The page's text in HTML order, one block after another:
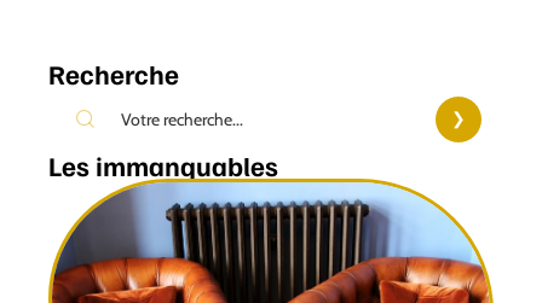
Recherche
Les immanquables